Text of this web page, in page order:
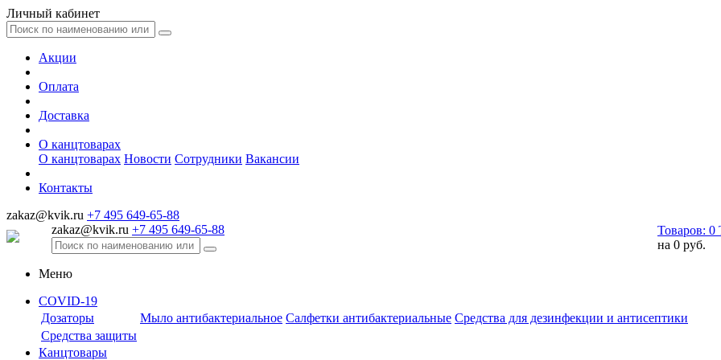
Личный кабинет
Акции
Оплата
Доставка
О канцтоварах
О канцтоварах Новости Сотрудники Вакансии
Контакты
zakaz@kvik.ru +7 495 649-65-88
zakaz@kvik.ru +7 495 649-65-88 Товаров: 0
на 0 руб.
Меню
COVID-19
Дозаторы
Мыло антибактериальное Салфетки антибактериальные Средства для дезинфекции и антисептики
Средства защиты
Канцтовары